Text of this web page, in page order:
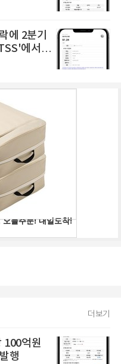
에 2분기
에서
더보기
100억원
행